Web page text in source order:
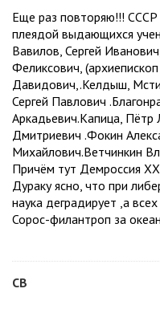
Еще раз повторяю!!! СССР
плеядой выдающихся
Вавилов, Сергей
Феликсович,
Давидович,.Келдыш,
Сергей Павлович
Аркадьевич.Капица,
Дмитриевич .Фокин
Михайлович.Ветчинкин
Причём тут Демроссия
Дураку ясно, что при
наука деградирует ,а
Сорос-филантроп за
СВ